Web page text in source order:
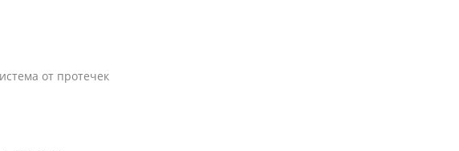
от протечек